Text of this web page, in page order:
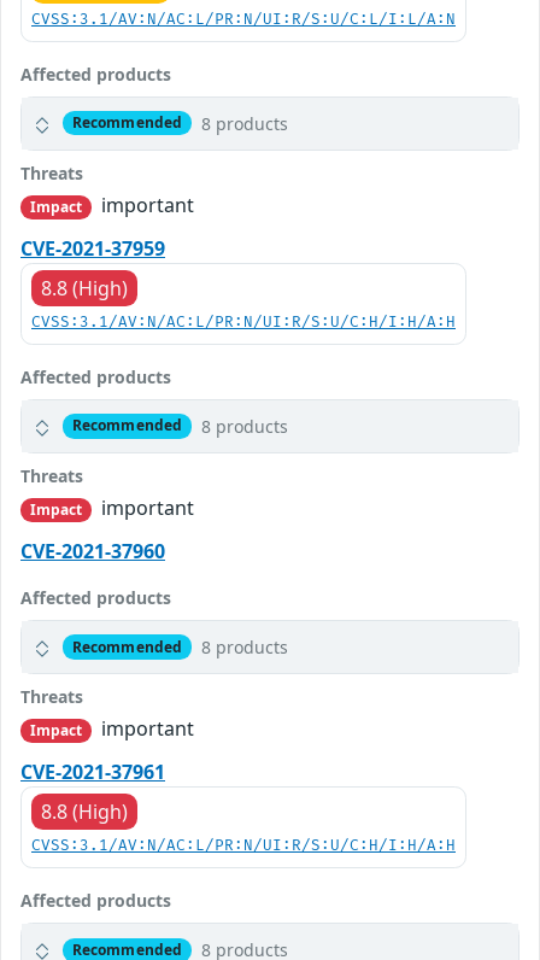
CVSS:3.1/AV:N/AC:L/PR:N/UI:R/S:U/C:L/I:L/A:N
Affected products
Recommended 8 products
Threats
Impact
important
CVE-2021-37959
8.8 (High)
CVSS:3.1/AV:N/AC:L/PR:N/UI:R/S:U/C:H/I:H/A:H
Affected products
Recommended 8 products
Threats
Impact
important
CVE-2021-37960
Affected products
Recommended 8 products
Threats
Impact
important
CVE-2021-37961
8.8 (High)
CVSS:3.1/AV:N/AC:L/PR:N/UI:R/S:U/C:H/I:H/A:H
Affected products
Recommended 8 products